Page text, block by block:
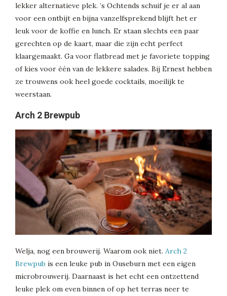
lekker alternatieve plek. ’s Ochtends schuif je er al aan
voor een ontbijt en bijna vanzelfsprekend blijft het er
leuk voor de koffie en lunch. Er staan slechts een paar
gerechten op de kaart, maar die zijn echt perfect
klaargemaakt. Ga voor flatbread met je favoriete topping
of kies voor één van de lekkere salades. Bij Ernest hebben
ze trouwens ook heel goede cocktails, moeilijk te
weerstaan.
Arch 2 Brewpub
Welja, nog een brouwerij. Waarom ook niet. Arch 2
Brewpub is een leuke pub in Ouseburn met een eigen
microbrouwerij. Daarnaast is het echt een ontzettend
leuke plek om even binnen of op het terras neer te